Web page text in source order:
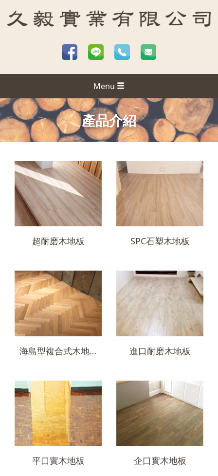
Menu
產品介紹
超耐磨木地板 SPC石塑木地板
海島型複合式木地板 進口耐磨木地板
平口實木地板 企口實木地板